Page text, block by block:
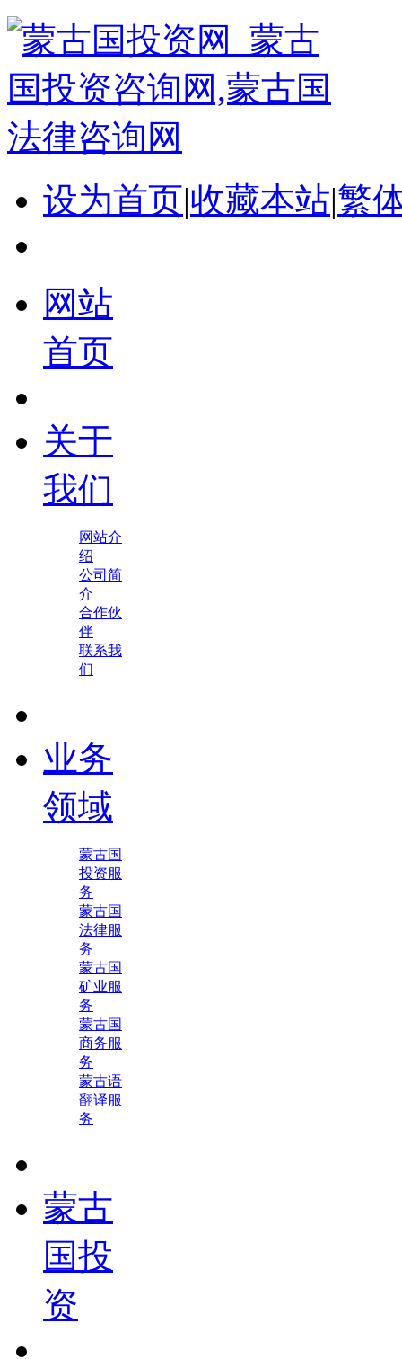
设为首页|收藏本站|繁
网站
首页
关于
我们
网站介
绍
公司简
介
合作伙
伴
联系我
们
业务
领域
蒙古国
投资服
务
蒙古国
法律服
务
蒙古国
矿业服
务
蒙古国
商务服
务
蒙古语
翻译服
务
蒙古
国投
资